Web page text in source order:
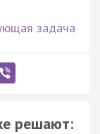
задача
решают: